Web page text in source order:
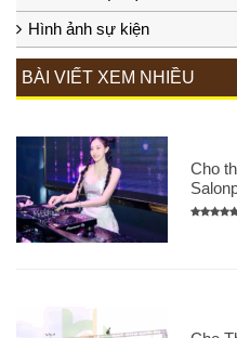
Hình ảnh sự kiện
BÀI VIẾT XEM NHIỀU
Cho